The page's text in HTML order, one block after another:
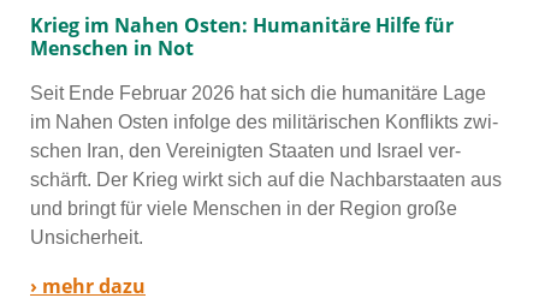
Krieg im Nahen Osten: Humanitäre Hilfe für
Menschen in Not
Seit Ende Februar 2026 hat sich die huma­ni­tä­re Lage
im Nahen Osten infol­ge des mili­tä­ri­schen Konflikts zwi­
schen Iran, den Vereinigten Staaten und Israel ver­
schärft. Der Krieg wirkt sich auf die Nachbarstaaten aus
und bringt für vie­le Menschen in der Region gro­ße
Unsicherheit.
› mehr dazu